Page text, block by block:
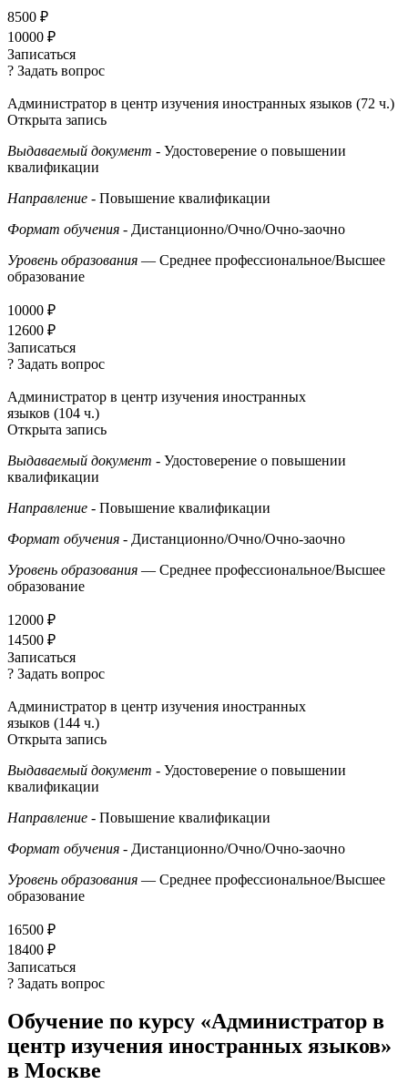
8500 ₽
10000 ₽
Записаться
? Задать вопрос
Администратор в центр изучения иностранных языков (72 ч.)
Открыта запись
Выдаваемый документ - Удостоверение о повышении
квалификации
Направление - Повышение квалификации
Формат обучения - Дистанционно/Очно/Очно-заочно
Уровень образования — Среднее профессиональное/Высшее
образование
10000 ₽
12600 ₽
Записаться
? Задать вопрос
Администратор в центр изучения иностранных
языков (104 ч.)
Открыта запись
Выдаваемый документ - Удостоверение о повышении
квалификации
Направление - Повышение квалификации
Формат обучения - Дистанционно/Очно/Очно-заочно
Уровень образования — Среднее профессиональное/Высшее
образование
12000 ₽
14500 ₽
Записаться
? Задать вопрос
Администратор в центр изучения иностранных
языков (144 ч.)
Открыта запись
Выдаваемый документ - Удостоверение о повышении
квалификации
Направление - Повышение квалификации
Формат обучения - Дистанционно/Очно/Очно-заочно
Уровень образования — Среднее профессиональное/Высшее
образование
16500 ₽
18400 ₽
Записаться
? Задать вопрос
Обучение по курсу «Администратор в
центр изучения иностранных языков»
в Москве